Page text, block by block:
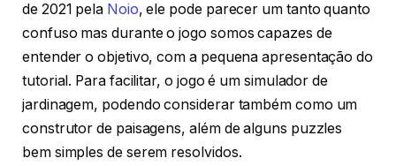
de 2021 pela Noio, ele pode parecer um tanto quanto
confuso mas durante o jogo somos capazes de
entender o objetivo, com a pequena apresentação do
tutorial. Para facilitar, o jogo é um simulador de
jardinagem, podendo considerar também como um
construtor de paisagens, além de alguns puzzles
bem simples de serem resolvidos.